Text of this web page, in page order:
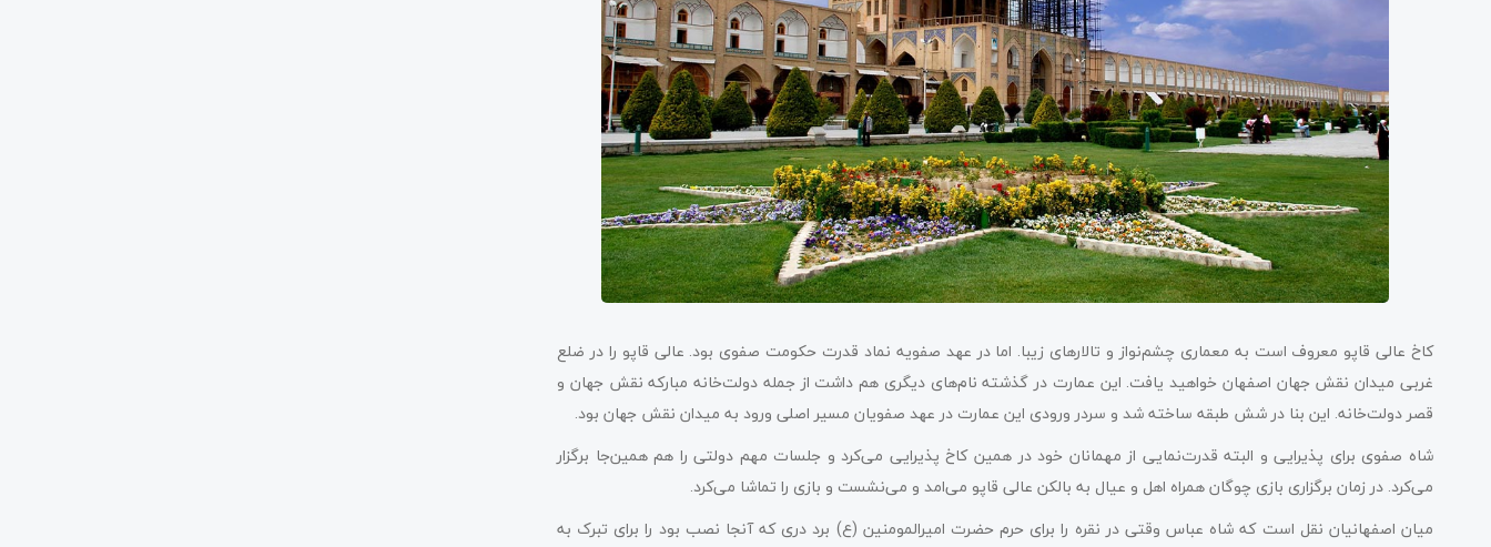
کاخ عالی قاپو معروف است به معماری چشم‌نواز و تالارهای زیبا. اما در عهد صفویه نماد قدرت حکومت صفوی بود. عالی قاپو را در ضلع
غربی میدان نقش جهان اصفهان خواهید یافت. این عمارت در گذشته نام‌های دیگری هم داشت از جمله دولت‌خانه مبارکه نقش جهان و
قصر دولت‌خانه. این بنا در شش طبقه ساخته شد و سردر ورودی این عمارت در عهد صفویان مسیر اصلی ورود به میدان نقش جهان بود.
شاه صفوی برای پذیرایی و البته قدرت‌نمایی از مهمانان خود در همین کاخ پذیرایی می‌کرد و جلسات مهم دولتی را هم همین‌جا برگزار
می‌کرد. در زمان برگزاری بازی چوگان همراه اهل و عیال به بالکن عالی قاپو می‌امد و می‌نشست و بازی را تماشا می‌کرد.
میان اصفهانیان نقل است که شاه‌ عباس وقتی در نقره را برای حرم حضرت امیرالمومنین (ع) برد دری که آنجا نصب بود را برای تبرک به